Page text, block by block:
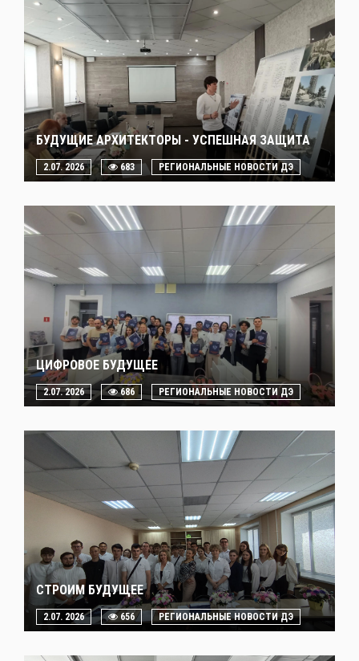
БУДУЩИЕ АРХИТЕКТОРЫ - УСПЕШНАЯ ЗАЩИТА
2.07. 2026 683 РЕГИОНАЛЬНЫЕ НОВОСТИ ДЭ
ЦИФРОВОЕ БУДУЩЕЕ
2.07. 2026 686 РЕГИОНАЛЬНЫЕ НОВОСТИ ДЭ
СТРОИМ БУДУЩЕЕ
2.07. 2026 656 РЕГИОНАЛЬНЫЕ НОВОСТИ ДЭ